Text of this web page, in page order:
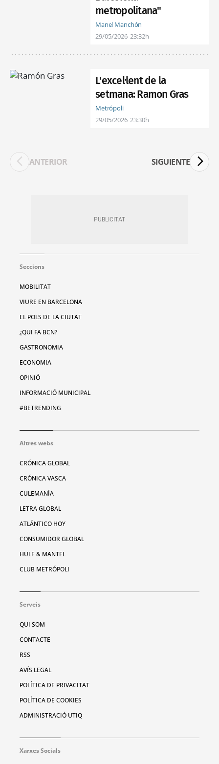
metropolitana"
Manel Manchón
29/05/2026 23:32h
L'excel·lent de la
setmana: Ramon Gras
Metrópoli
29/05/2026 23:30h
ANTERIOR SIGUIENTE
Seccions
MOBILITAT
VIURE EN BARCELONA
EL POLS DE LA CIUTAT
¿QUI FA BCN?
GASTRONOMIA
ECONOMIA
OPINIÓ
INFORMACIÓ MUNICIPAL
#BETRENDING
Altres webs
CRÓNICA GLOBAL
CRÓNICA VASCA
CULEMANÍA
LETRA GLOBAL
ATLÁNTICO HOY
CONSUMIDOR GLOBAL
HULE & MANTEL
CLUB METRÓPOLI
Serveis
QUI SOM
CONTACTE
RSS
AVÍS LEGAL
POLÍTICA DE PRIVACITAT
POLÍTICA DE COOKIES
ADMINISTRACIÓ UTIQ
Xarxes Socials